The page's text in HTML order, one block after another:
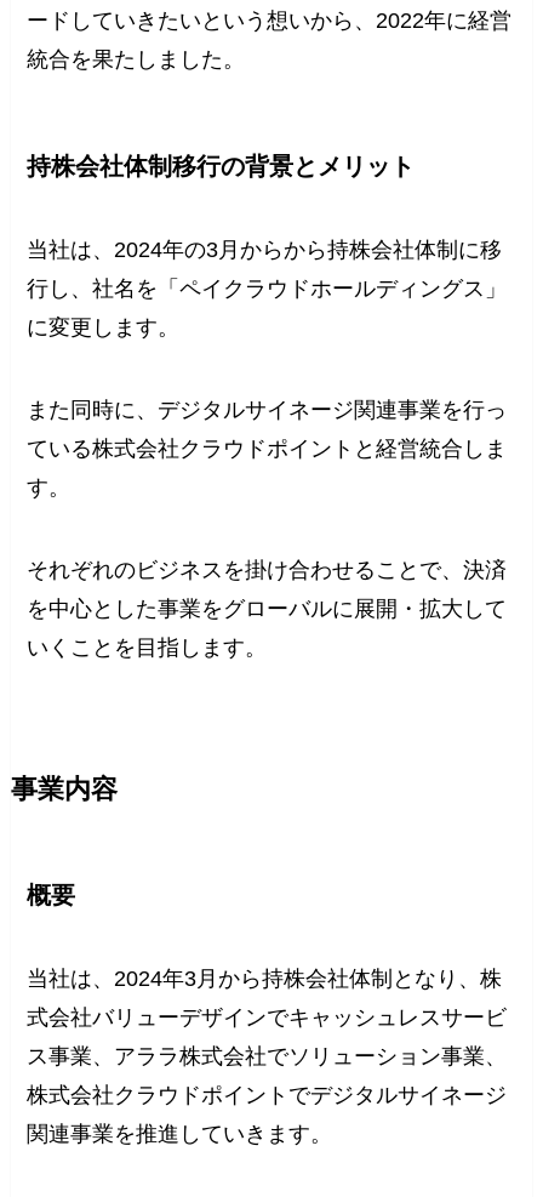
ードしていきたいという想いから、2022年に経営
統合を果たしました。
持株会社体制移行の背景とメリット
当社は、2024年の3月からから持株会社体制に移
行し、社名を「ペイクラウドホールディングス」
に変更します。
また同時に、デジタルサイネージ関連事業を行っ
ている株式会社クラウドポイントと経営統合しま
す。
それぞれのビジネスを掛け合わせることで、決済
を中心とした事業をグローバルに展開・拡大して
いくことを目指します。
事業内容
概要
当社は、2024年3月から持株会社体制となり、株
式会社バリューデザインでキャッシュレスサービ
ス事業、アララ株式会社でソリューション事業、
株式会社クラウドポイントでデジタルサイネージ
関連事業を推進していきます。